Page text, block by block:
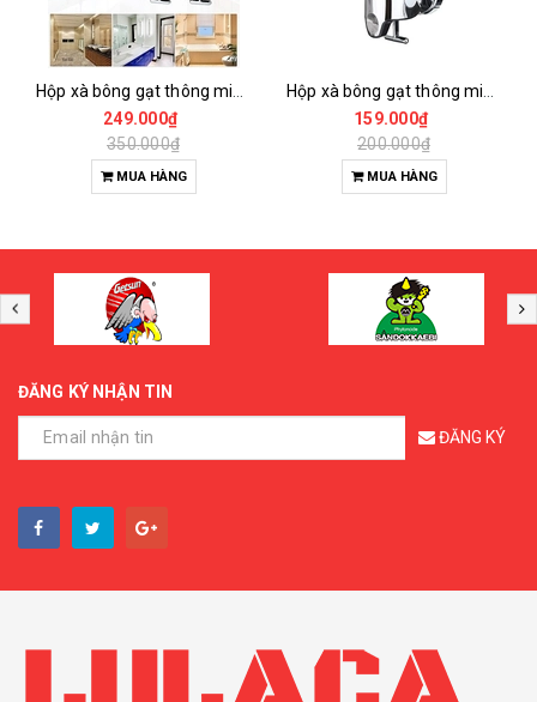
249.000₫
350.000₫
MUA HÀNG
159.000₫
200.000₫
MUA HÀNG
ĐĂNG KÝ NHẬN TIN
ĐĂNG KÝ